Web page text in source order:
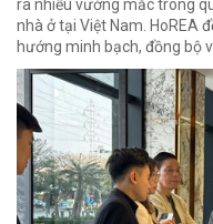
ra nhiều vướng mắc trong
nhà ở tại Việt Nam. HoREA
hướng minh bạch, đồng bộ